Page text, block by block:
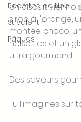
Recettes de Noël
St Valentin
Pâques
Un biscuit
sirop à l'orange,
montée choco,
noisettes et un
ultra gourmand!
Des saveurs
Tu l'imagines sur